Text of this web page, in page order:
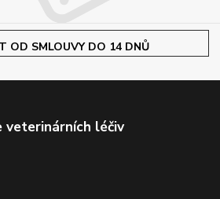
OD SMLOUVY DO 14 DNŮ
veterinárních léčiv